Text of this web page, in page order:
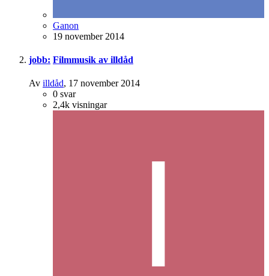
Ganon
19 november 2014
jobb: Filmmusik av illdåd
Av illdåd, 17 november 2014
0 svar
2,4k visningar